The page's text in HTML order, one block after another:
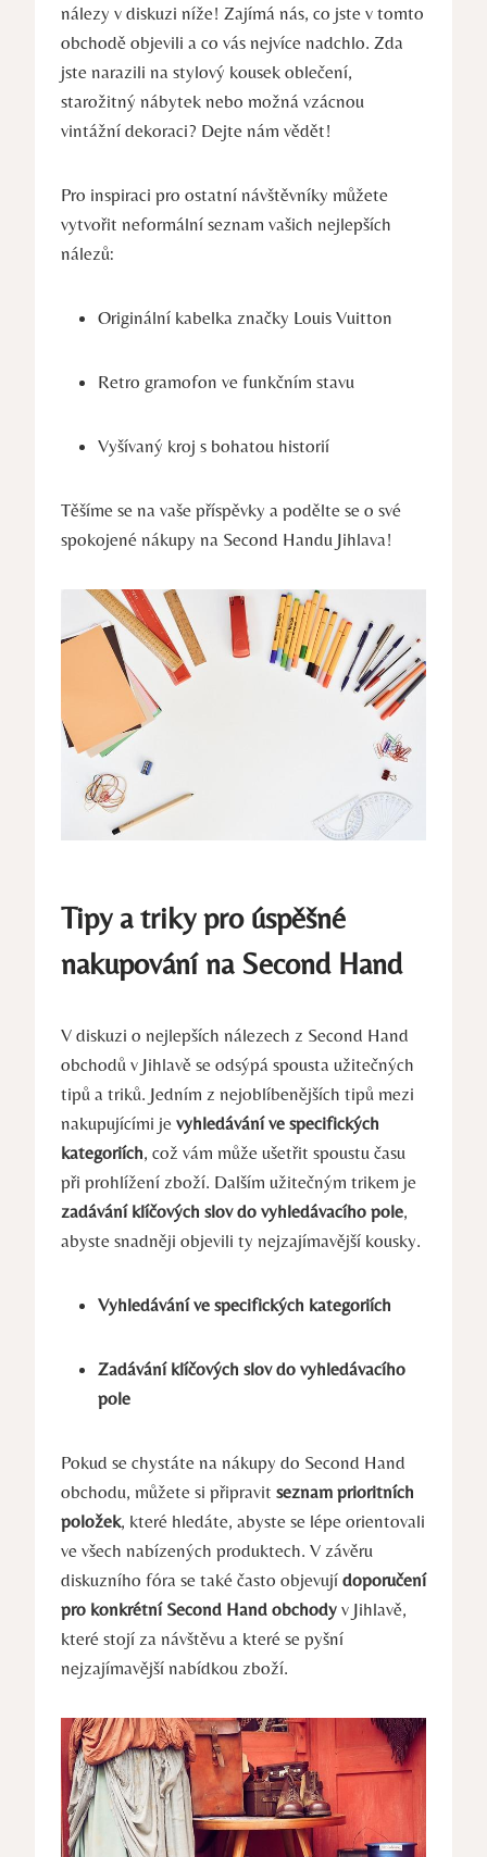
nálezy ⁤v⁢ diskuzi níže!⁢ Zajímá nás, co jste v tomto
‌obchodě objevili a co ⁣vás nejvíce nadchlo. Zda
jste narazili na‌ stylový kousek oblečení,
starožitný nábytek nebo ⁤možná vzácnou
vintážní dekoraci? Dejte ⁣nám vědět!
Pro inspiraci pro⁤ ostatní návštěvníky můžete⁢
vytvořit neformální​ seznam vašich nejlepších
nálezů:
Originální kabelka značky Louis Vuitton
Retro gramofon ve funkčním stavu
Vyšívaný kroj s bohatou historií
Těšíme se ​na vaše ⁢příspěvky a podělte se o své⁣
spokojené nákupy⁢ na ⁢Second Handu Jihlava!
Tipy a triky pro ⁢úspěšné
nakupování na Second⁤ Hand
V diskuzi o nejlepších nálezech ‍z Second Hand
obchodů v⁢ Jihlavě se odsýpá ⁤spousta užitečných⁣
tipů‌ a triků. Jedním z nejoblíbenějších tipů mezi
nakupujícími je vyhledávání ve specifických
⁢kategoriích,‌ což vám může ušetřit spoustu času⁢
při ‍prohlížení zboží. Dalším užitečným ⁣trikem je
zadávání klíčových slov ⁤do⁤ vyhledávacího⁣ pole,
abyste snadněji objevili ty nejzajímavější kousky.
Vyhledávání ve specifických kategoriích
Zadávání ⁢klíčových slov do vyhledávacího
pole
Pokud se chystáte na nákupy do Second Hand
obchodu,‌ můžete si ‍připravit seznam prioritních
položek, které hledáte, abyste se lépe orientovali
ve ‌všech nabízených produktech. V ​závěru
diskuzního fóra se také často‍ objevují doporučení
pro konkrétní Second Hand obchody v Jihlavě,
které ​stojí za návštěvu a které se pyšní
nejzajímavější nabídkou ​zboží.